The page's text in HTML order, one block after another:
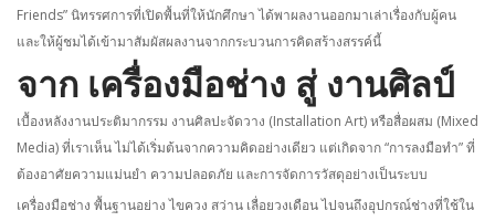
Friends” นิทรรศการที่เปิดพื้นที่ให้นักศึกษา ได้พาผลงานออกมาเล่าเรื่องกับผู้คน
และให้ผู้ชมได้เข้ามาสัมผัสผลงานจากกระบวนการคิดสร้างสรรค์นี้
จาก เครื่องมือช่าง สู่ งานศิลป์
เบื้องหลังงานประติมากรรม งานศิลปะจัดวาง (Installation Art) หรือสื่อผสม (Mixed
Media) ที่เราเห็น ไม่ได้เริ่มต้นจากความคิดอย่างเดียว แต่เกิดจาก “การลงมือทำ” ที่
ต้องอาศัยความแม่นยำ ความปลอดภัย และการจัดการวัสดุอย่างเป็นระบบ
เครื่องมือช่าง พื้นฐานอย่าง ไขควง สว่าน เลื่อยวงเดือน ไปจนถึงอุปกรณ์ช่างที่ใช้ใน